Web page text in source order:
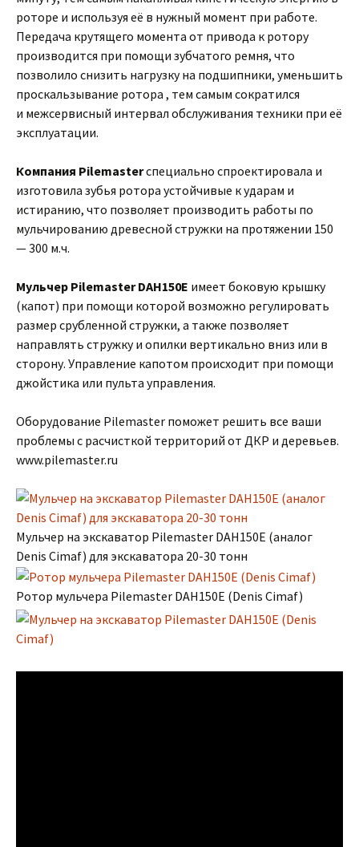
роторе и используя её в нужный момент при работе.
Передача крутящего момента от привода к ротору
производится при помощи зубчатого ремня, что
позволило снизить нагрузку на подшипники, уменьшить
проскальзывание ротора , тем самым сократился
и межсервисный интервал обслуживания техники при её
эксплуатации.
Компания Pilemasterспециально спроектировала и
изготовила зубья ротора устойчивые к ударам и
истиранию, что позволяет производить работы по
мульчированию древесной стружки на протяжении 150
— 300 м.ч.
Мульчер Pilemaster DAH150E имеет боковую крышку
(капот) при помощи которой возможно регулировать
размер срубленной стружки, а также позволяет
направлять стружку и опилки вертикально вниз или в
сторону. Управление капотом происходит при помощи
джойстика или пульта управления.
Оборудование Pilemaster поможет решить все ваши
проблемы с расчисткой территорий от ДКР и деревьев.
www.pilemaster.ru
Мульчер на экскаватор Pilemaster DAH150E (аналог
Denis Cimaf) для экскаватора 20-30 тонн
Ротор мульчера Pilemaster DAH150E (Denis Cimaf)